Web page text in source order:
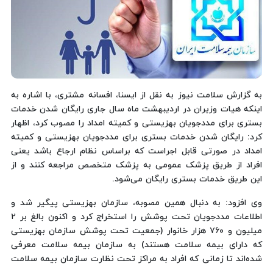
به گزارش سلامت نیوز به نقل از ایسنا، افسانه مشتری،‌ با اشاره به
اینکه هیات وزیران در اردیبهشت ماه سال جاری رایگان شدن خدمات
بستری برای مددجویان بهزیستی و کمیته امداد را مصوب کرد، اظهار
کرد: رایگان شدن خدمات بستری برای مددجویان بهزیستی و کمیته
امداد در صورتی قابل اجراست که براساس نظام ارجاع باشد یعنی
افراد از طریق پزشک عمومی به پزشک متخصص مراجعه کنند و از
این طریق خدمات بستری رایگان می‌شود.
وی افزود: به دنبال همین مصوبه، سازمان بهزیستی پیگیر شد و
اطلاعات مددجویان تحت پوشش را استخراج کرد و اکنون بالغ بر ۲
میلیون و ۷۶۰ هزار خانوار (جمعیت تحت پوشش سازمان بهزیستی
که دارای بیمه سلامت هستند) به سازمان بیمه سلامت معرفی
شده‌اند تا زمانی که افراد به مراکز تحت نظارت سازمان بیمه سلامت